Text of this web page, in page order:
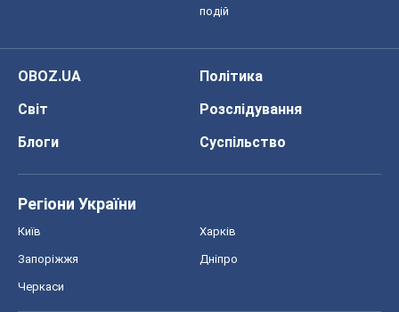
подій
OBOZ.UA
Політика
Світ
Розслідування
Блоги
Суспільство
Регіони України
Київ Харків
Запоріжжя Дніпро
Черкаси